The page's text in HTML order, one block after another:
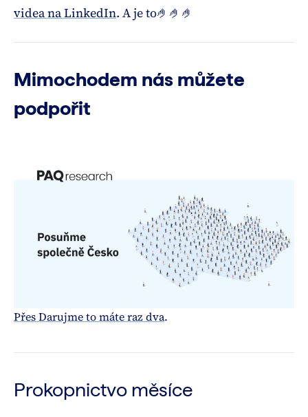
videa na LinkedIn. A je to🤌🤌🤌
Mimochodem nás můžete
podpořit
Přes Darujme to máte raz dva.
Prokopnictvo měsíce